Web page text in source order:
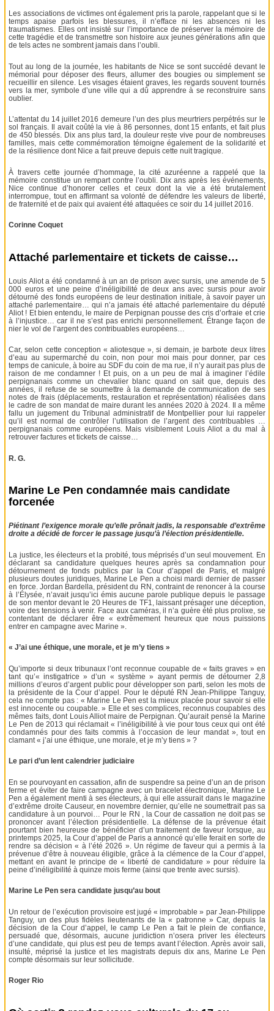
Les associations de victimes ont également pris la parole, rappelant que si le
temps apaise parfois les blessures, il n’efface ni les absences ni les
traumatismes. Elles ont insisté sur l’importance de préserver la mémoire de
cette tragédie et de transmettre son histoire aux jeunes générations afin que
de tels actes ne sombrent jamais dans l’oubli.
Tout au long de la journée, les habitants de Nice se sont succédé devant le
mémorial pour déposer des fleurs, allumer des bougies ou simplement se
recueillir en silence. Les visages étaient graves, les regards souvent tournés
vers la mer, symbole d’une ville qui a dû apprendre à se reconstruire sans
oublier.
L’attentat du 14 juillet 2016 demeure l’un des plus meurtriers perpétrés sur le
sol français. Il avait coûté la vie à 86 personnes, dont 15 enfants, et fait plus
de 450 blessés. Dix ans plus tard, la douleur reste vive pour de nombreuses
familles, mais cette commémoration témoigne également de la solidarité et
de la résilience dont Nice a fait preuve depuis cette nuit tragique.
À travers cette journée d’hommage, la cité azuréenne a rappelé que la
mémoire constitue un rempart contre l’oubli. Dix ans après les événements,
Nice continue d’honorer celles et ceux dont la vie a été brutalement
interrompue, tout en affirmant sa volonté de défendre les valeurs de liberté,
de fraternité et de paix qui avaient été attaquées ce soir du 14 juillet 2016.
Corinne Coquet
Attaché parlementaire et tickets de caisse…
Louis Aliot a été condamné à un an de prison avec sursis, une amende de 5
000 euros et une peine d’inéligibilité de deux ans avec sursis pour avoir
détourné des fonds européens de leur destination initiale, à savoir payer un
attaché parlementaire… qui n’a jamais été attaché parlementaire du député
Aliot ! Et bien entendu, le maire de Perpignan pousse des cris d’orfraie et crie
à l’injustice… car il ne s’est pas enrichi personnellement. Étrange façon de
nier le vol de l’argent des contribuables européens…
Car, selon cette conception « aliotesque », si demain, je barbote deux litres
d’eau au supermarché du coin, non pour moi mais pour donner, par ces
temps de canicule, à boire au SDF du coin de ma rue, il n’y aurait pas plus de
raison de me condamner ! Et puis, on a un peu de mal à imaginer l’édile
perpignanais comme un chevalier blanc quand on sait que, depuis des
années, il refuse de se soumettre à la demande de communication de ses
notes de frais (déplacements, restauration et représentation) réalisées dans
le cadre de son mandat de maire durant les années 2020 à 2024. Il a même
fallu un jugement du Tribunal administratif de Montpellier pour lui rappeler
qu’il est normal de contrôler l’utilisation de l’argent des contribuables …
perpignanais comme européens. Mais visiblement Louis Aliot a du mal à
retrouver factures et tickets de caisse…
R. G.
Marine Le Pen condamnée mais candidate
forcenée
Piétinant l’exigence morale qu’elle prônait jadis, la responsable d’extrême
droite a décidé de forcer le passage jusqu’à l’élection présidentielle.
La justice, les électeurs et la probité, tous méprisés d’un seul mouvement. En
déclarant sa candidature quelques heures après sa condamnation pour
détournement de fonds publics par la Cour d’appel de Paris, et malgré
plusieurs doutes juridiques, Marine Le Pen a choisi mardi dernier de passer
en force. Jordan Bardella, président du RN, contraint de renoncer à la course
à l’Élysée, n’avait jusqu’ici émis aucune parole publique depuis le passage
de son mentor devant le 20 Heures de TF1, laissant présager une déception,
voire des tensions à venir. Face aux caméras, il n’a guère été plus prolixe, se
contentant de déclarer être « extrêmement heureux que nous puissions
entrer en campagne avec Marine ».
« J’ai une éthique, une morale, et je m’y tiens »
Qu’importe si deux tribunaux l’ont reconnue coupable de « faits graves » en
tant qu’« instigatrice » d’un « système » ayant permis de détourner 2,8
millions d’euros d’argent public pour développer son parti, selon les mots de
la présidente de la Cour d’appel. Pour le député RN Jean-Philippe Tanguy,
cela ne compte pas : « Marine Le Pen est la mieux placée pour savoir si elle
est innocente ou coupable. » Elle et ses complices, reconnus coupables des
mêmes faits, dont Louis Alliot maire de Perpignan. Qu’aurait pensé la Marine
Le Pen de 2013 qui réclamait « l’inéligibilité à vie pour tous ceux qui ont été
condamnés pour des faits commis à l’occasion de leur mandat », tout en
clamant « j’ai une éthique, une morale, et je m’y tiens » ?
Le pari d’un lent calendrier judiciaire
En se pourvoyant en cassation, afin de suspendre sa peine d’un an de prison
ferme et éviter de faire campagne avec un bracelet électronique, Marine Le
Pen a également menti à ses électeurs, à qui elle assurait dans le magazine
d’extrême droite Causeur, en novembre dernier, qu’elle ne soumettrait pas sa
candidature à un pourvoi… Pour le RN , la Cour de cassation ne doit pas se
prononcer avant l’élection présidentielle. La défense de la prévenue était
pourtant bien heureuse de bénéficier d’un traitement de faveur lorsque, au
printemps 2025, la Cour d’appel de Paris a annoncé qu’elle ferait en sorte de
rendre sa décision « à l’été 2026 ». Un régime de faveur qui a permis à la
prévenue d’être à nouveau éligible, grâce à la clémence de la Cour d’appel,
mettant en avant le principe de « liberté de candidature » pour réduire la
peine d’inéligibilité à quinze mois ferme (ainsi que trente avec sursis).
Marine Le Pen sera candidate jusqu’au bout
Un retour de l’exécution provisoire est jugé « improbable » par Jean-Philippe
Tanguy, un des plus fidèles lieutenants de la « patronne » Car, depuis la
décision de la Cour d’appel, le camp Le Pen a fait le plein de confiance,
persuadé que, désormais, aucune juridiction n’osera priver les électeurs
d’une candidate, qui plus est peu de temps avant l’élection. Après avoir sali,
insulté, méprisé la justice et les magistrats depuis dix ans, Marine Le Pen
compte désormais sur leur sollicitude.
Roger Rio